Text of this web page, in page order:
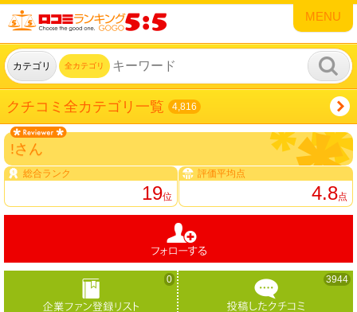
MENU
カテゴリ 全カテゴリ
クチコミ全カテゴリ一覧 4,816
!さん
総合ランク
19位
評価平均点
4.8点
0 3944